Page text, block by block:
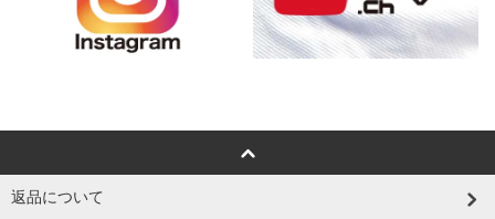
返品について